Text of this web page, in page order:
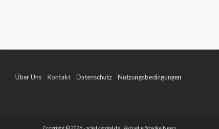
Über Uns Kontakt Datenschutz Nutzungsbedingungen
Copyright © 2026 - schalketotal.de | Aktuelle Schalke News